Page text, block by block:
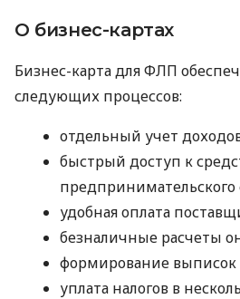
О бизнес-картах
Бизнес-карта для ФЛП
следующих процессов:
отдельный учет
быстрый доступ к
предпринимательского
удобная оплата
безналичные расчеты
формирование выписок
уплата налогов в